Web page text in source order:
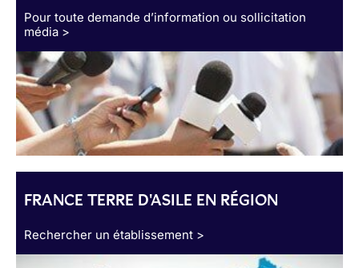
Pour toute demande d’information ou sollicitation
média >
FRANCE TERRE D'ASILE EN RÉGION
Rechercher un établissement >